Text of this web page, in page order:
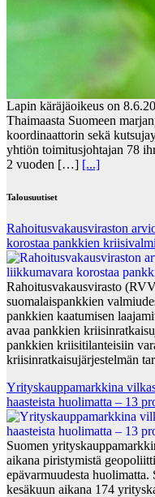
Lapin käräjäoikeus on
Thaimaasta Suomeen
koordinaattorin sekä
yhtiön toimitusjohtajan 78
2 vuoden […] [...]
Talousuutiset
Rahoitusvakausviraston
korostaa pankkien
Rahoitusvakausvirasto
suomalaispankkien
pankkien kaatumisen
avaa pankkien
pankkien kriisitilanteisiin
kriisinratkaisujärjestelmän
Yrityskauppamarkkina
haasteista huolimatta – 13
Suomen
aikana piristymistä
epävarmuudesta
kesäkuun aikana 174